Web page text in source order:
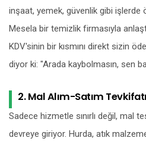
inşaat, yemek, güvenlik gibi işlerde
Mesela bir temizlik firmasıyla
KDV'sinin bir kısmını direkt sizin
diyor ki: "Arada kaybolmasın, sen
2. Mal Alım-Satım Tevkifatı
Sadece hizmetle sınırlı değil, mal
devreye giriyor. Hurda, atık